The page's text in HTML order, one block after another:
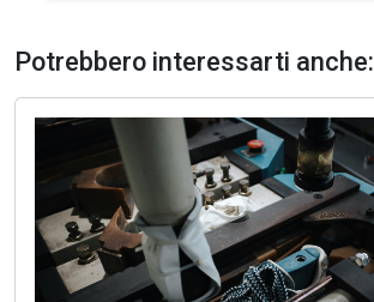
Potrebbero interessarti anche: